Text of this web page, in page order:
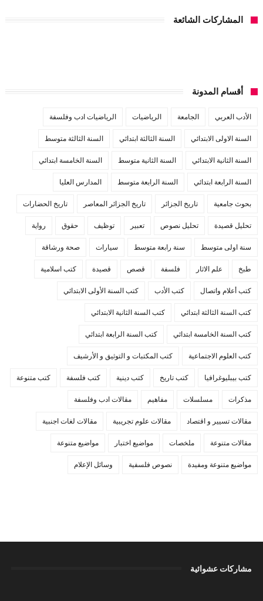
المشاركات الشائعة
أقسام المدونة
الأدب العربي الجامعة الرياضيات الرياضيات ادب وفلسفة
السنة الاولى الابتدائي السنة الثالثة ابتدائي السنة الثالثة متوسط
السنة الثانية الابتدائي السنة الثانية متوسط السنة الخامسة ابتدائي
السنة الرابعة ابتدائي السنة الرابعة متوسط المدارس العليا
بحوث جامعية تاريخ الجزائر تاريخ الجزائر المعاصر تاريخ الحضارات
تحليل قصيدة تحليل نصوص تعبير توظيف حقوق رواية
سنة اولى متوسط سنة رابعة متوسط سيارات صحة ورشاقة
طبخ علم الاثار فلسفة قصص قصيدة كتب اسلامية
كتب أعلام واتصال كتب الأدب كتب السنة الأولى الابتدائي
كتب السنة الثالثة ابتدائي كتب السنة الثانية الابتدائي
كتب السنة الخامسة ابتدائي كتب السنة الرابعة ابتدائي
كتب العلوم الاجتماعية كتب المكتبات و التوثيق و الأرشيف
كتب بيبليوغرافيا كتب تاريخ كتب دينية كتب فلسفة كتب متنوعة
مذكرات مسلسلات مفاهيم مقالات ادب وفلسفة
مقالات تسيير و اقتصاد مقالات علوم تجريبية مقالات لغات اجنبية
مقالات متنوعة ملخصات مواضيع اختبار مواضيع متنوعة
مواضيع متنوعة ومفيدة نصوص فلسفية وسائل الإعلام
مشاركات عشوائية